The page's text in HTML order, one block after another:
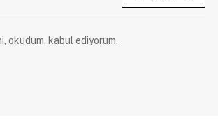
okudum, kabul ediyorum.